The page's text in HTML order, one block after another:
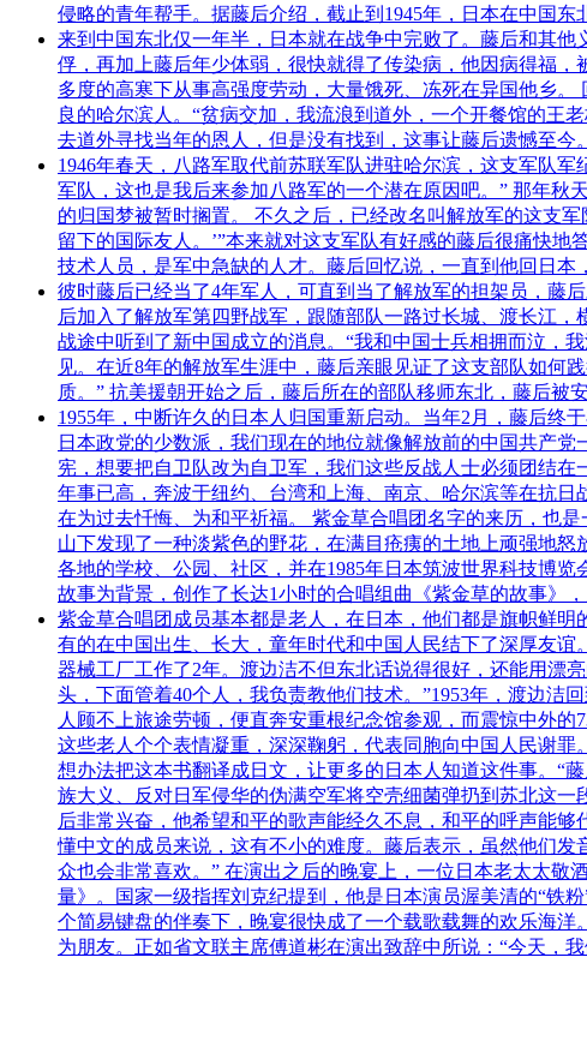
侵略的青年帮手。据藤后介绍，截止到1945年，日本在中国
来到中国东北仅一年半，日本就在战争中完败了。藤后和其
俘，再加上藤后年少体弱，很快就得了传染病，他因病得福
多度的高寒下从事高强度劳动，大量饿死、冻死在异国他乡
良的哈尔滨人。“贫病交加，我流浪到道外，一个开餐馆的王
去道外寻找当年的恩人，但是没有找到，这事让藤后遗憾至今
1946年春天，八路军取代前苏联军队进驻哈尔滨，这支军队
军队，这也是我后来参加八路军的一个潜在原因吧。” 那年秋
的归国梦被暂时搁置。 不久之后，已经改名叫解放军的这支
留下的国际友人。’”本来就对这支军队有好感的藤后很痛快
技术人员，是军中急缺的人才。藤后回忆说，一直到他回日本
彼时藤后已经当了4年军人，可直到当了解放军的担架员，藤
后加入了解放军第四野战军，跟随部队一路过长城、渡长江
战途中听到了新中国成立的消息。“我和中国士兵相拥而泣，
见。在近8年的解放军生涯中，藤后亲眼见证了这支部队如何
质。” 抗美援朝开始之后，藤后所在的部队移师东北，藤后被
1955年，中断许久的日本人归国重新启动。当年2月，藤后终
日本政党的少数派，我们现在的地位就像解放前的中国共产
宪，想要把自卫队改为自卫军，我们这些反战人士必须团结
年事已高，奔波于纽约、台湾和上海、南京、哈尔滨等在抗
在为过去忏悔、为和平祈福。 紫金草合唱团名字的来历，也
山下发现了一种淡紫色的野花，在满目疮痍的土地上顽强地
各地的学校、公园、社区，并在1985年日本筑波世界科技博
故事为背景，创作了长达1小时的合唱组曲《紫金草的故事》
紫金草合唱团成员基本都是老人，在日本，他们都是旗帜鲜
有的在中国出生、长大，童年时代和中国人民结下了深厚友
器械工厂工作了2年。渡边洁不但东北话说得很好，还能用漂
头，下面管着40个人，我负责教他们技术。”1953年，渡边洁
人顾不上旅途劳顿，便直奔安重根纪念馆参观，而震惊中外
这些老人个个表情凝重，深深鞠躬，代表同胞向中国人民谢
想办法把这本书翻译成日文，让更多的日本人知道这件事。“
族大义、反对日军侵华的伪满空军将空壳细菌弹扔到苏北这
后非常兴奋，他希望和平的歌声能经久不息，和平的呼声能
懂中文的成员来说，这有不小的难度。藤后表示，虽然他们
众也会非常喜欢。” 在演出之后的晚宴上，一位日本老太太敬
量》。国家一级指挥刘克纪提到，他是日本演员渥美清的“铁
个简易键盘的伴奏下，晚宴很快成了一个载歌载舞的欢乐海
为朋友。正如省文联主席傅道彬在演出致辞中所说：“今天，